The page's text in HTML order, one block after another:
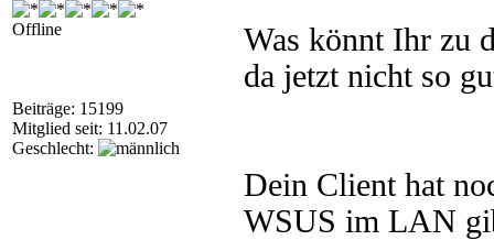
Offline
Beiträge: 15199
Mitglied seit: 11.02.07
Geschlecht:
Was könnt Ihr zu
da jetzt nicht so
Dein Client hat
WSUS im LAN